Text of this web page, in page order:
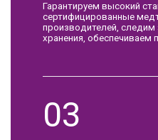
Гарантируем высокий
сертифицированные
производителей, следим
хранения, обеспечиваем
03